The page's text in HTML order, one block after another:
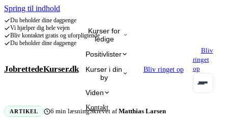
Spring til indhold
Du beholder dine dagpenge
Vi hjælper dig hele vejen
Bliv kontaktet gratis og uforpligtende
Du beholder dine dagpenge
JobrettedeKurser.dk
Kurser for
ledige
Positivlister
Kurser i din
by
Viden
Kontakt
Bliv ringet op
Bliv
ringet
op
IT Administration & Database Kunstig
ARTIKEL 6 min læsningSkrevet afMatthias Larsen